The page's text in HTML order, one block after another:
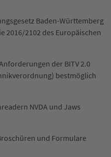
Baden-Württemberg
2016/2102 des Europäischen
der BITV 2.0
bestmöglich
NVDA und Jaws
und Formulare